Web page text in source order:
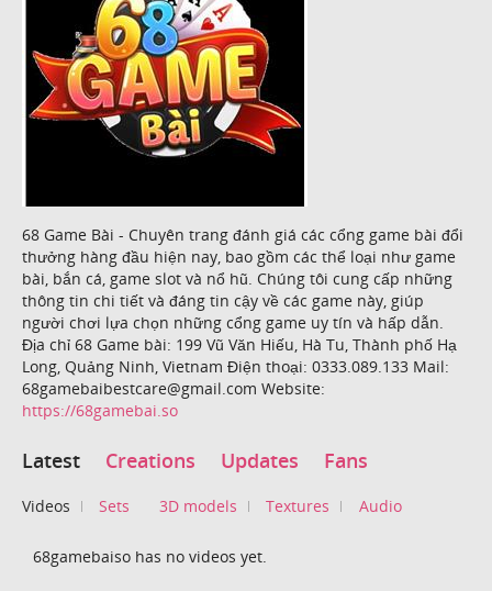
68 Game Bài - Chuyên trang đánh giá các cổng game bài đổi
thưởng hàng đầu hiện nay, bao gồm các thể loại như game
bài, bắn cá, game slot và nổ hũ. Chúng tôi cung cấp những
thông tin chi tiết và đáng tin cậy về các game này, giúp
người chơi lựa chọn những cổng game uy tín và hấp dẫn.
Địa chỉ 68 Game bài: 199 Vũ Văn Hiếu, Hà Tu, Thành phố Hạ
Long, Quảng Ninh, Vietnam Điện thoại: 0333.089.133 Mail:
68gamebaibestcare@gmail.com Website:
https://68gamebai.so
Latest Creations Updates Fans
Videos Sets 3D models Textures Audio
68gamebaiso has no videos yet.